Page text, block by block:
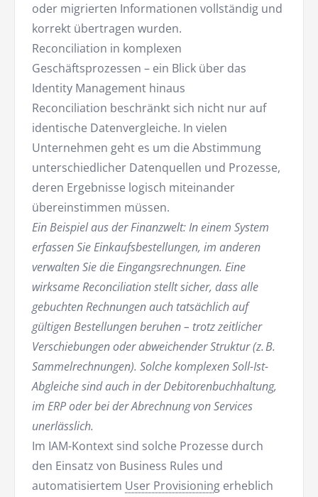
oder migrierten Informationen vollständig und
korrekt übertragen wurden.
Reconciliation in komplexen
Geschäftsprozessen – ein Blick über das
Identity Management hinaus
Reconciliation beschränkt sich nicht nur auf
identische Datenvergleiche. In vielen
Unternehmen geht es um die Abstimmung
unterschiedlicher Datenquellen und Prozesse,
deren Ergebnisse logisch miteinander
übereinstimmen müssen.
Ein Beispiel aus der Finanzwelt: In einem System
erfassen Sie Einkaufsbestellungen, im anderen
verwalten Sie die Eingangsrechnungen. Eine
wirksame Reconciliation stellt sicher, dass alle
gebuchten Rechnungen auch tatsächlich auf
gültigen Bestellungen beruhen – trotz zeitlicher
Verschiebungen oder abweichender Struktur (z. B.
Sammelrechnungen). Solche komplexen Soll-Ist-
Abgleiche sind auch in der Debitorenbuchhaltung,
im ERP oder bei der Abrechnung von Services
unerlässlich.
Im IAM-Kontext sind solche Prozesse durch
den Einsatz von Business Rules und
automatisiertem User Provisioning erheblich